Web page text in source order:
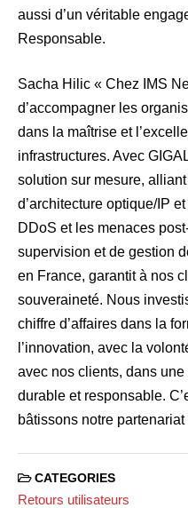
aussi d’un véritable
Responsable.
Sacha Hilic « Chez IMS
d’accompagner les
dans la maîtrise et
infrastructures. Avec
solution sur mesure,
d’architecture optique/IP
DDoS et les menaces
supervision et de gestion
en France, garantit à nos
souveraineté. Nous
chiffre d’affaires dans la
l’innovation, avec la
avec nos clients, dans
durable et responsable.
bâtissons notre
CATEGORIES
Retours utilisateurs